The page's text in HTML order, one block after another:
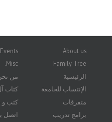
About us
Family Tree
Misc.
الرئيسية
من
الإنتساب للجامعة
كتاب
متفرقات
كتب و
برامج تدريب اتصل